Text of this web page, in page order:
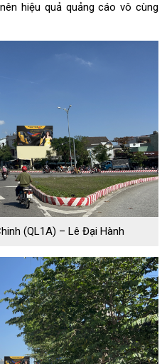
hiệu quả quảng cáo vô cùng
(QL1A) – Lê Đại Hành